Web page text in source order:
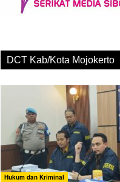
DCT Kab/Kota Mojokerto
Hukum dan Kriminal